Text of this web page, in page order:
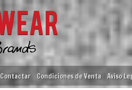
Contactar Condiciones de Venta Aviso